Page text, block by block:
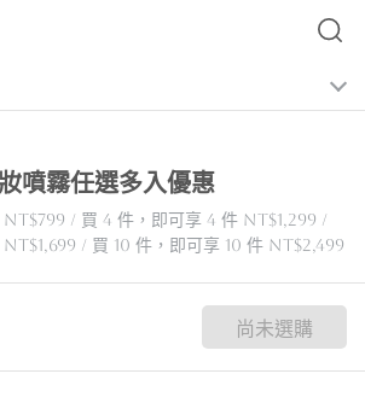
噴霧任選多入優惠
NT$799 / 買 4 件， 即可享 4 件 NT$1,299 /
NT$1,699 / 買 10 件， 即可享 10 件 NT$2,499
尚未選購